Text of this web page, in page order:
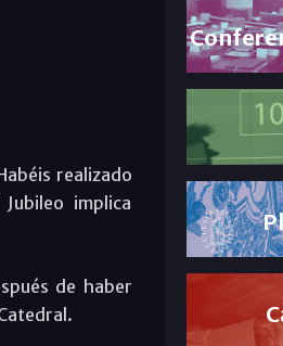
realizado
implica
de haber